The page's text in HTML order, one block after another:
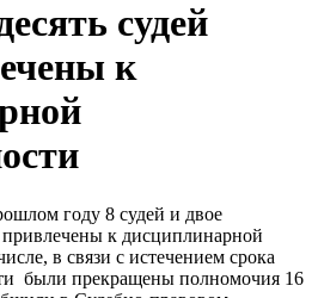
судей
к
году 8 судей и двое
привлечены к дисциплинарной
в связи с истечением срока
были прекращены полномочия 16